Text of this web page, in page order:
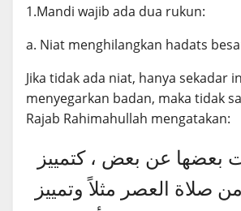
1.Mandi wajib ada dua rukun:
a. Niat menghilangkan hadats
Jika tidak ada niat, hanya sekadar
menyegarkan badan, maka tidak
Rajab Rahimahullah mengatakan:
بعضها عن بعض ، كتمييز
صلاة العصر مثلاً وتمييز